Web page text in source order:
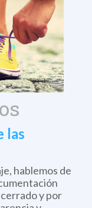
las
hablemos de
y por